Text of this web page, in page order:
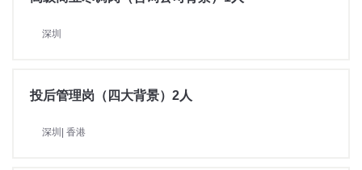
深圳
投后管理岗（四大背景）2人
深圳| 香港